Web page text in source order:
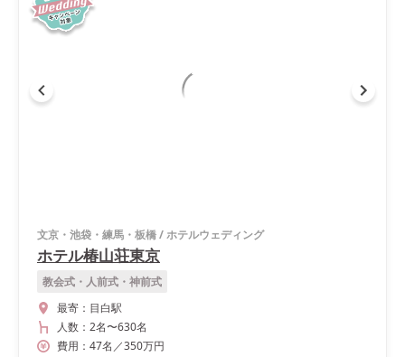
文京・池袋・練馬・板橋/ホテルウェディング
ホテル椿山荘東京
教会式・人前式・神前式
最寄： 目白駅
人数： 2名〜630名
費用： 47名 ／350万円